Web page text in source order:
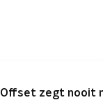
Offset zegt nooit